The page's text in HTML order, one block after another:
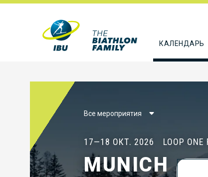
КАЛЕНДАРЬ
Все мероприятия
17—18 ОКТ. 2026 LOOP ONE
MUNICH